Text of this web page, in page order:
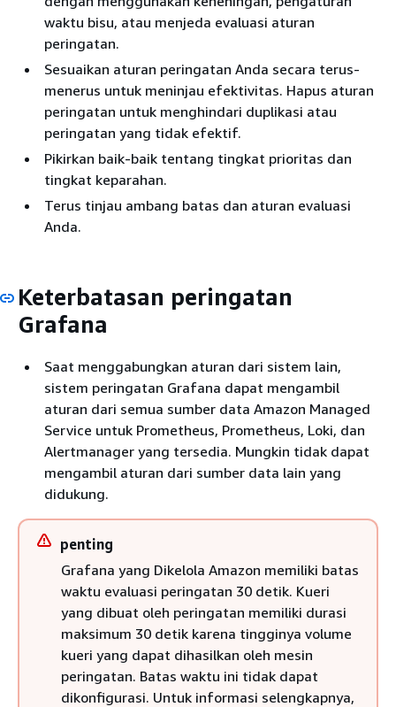
waktu bisu, atau menjeda evaluasi aturan
peringatan.
Sesuaikan aturan peringatan Anda secara terus-
menerus untuk meninjau efektivitas. Hapus aturan
peringatan untuk menghindari duplikasi atau
peringatan yang tidak efektif.
Pikirkan baik-baik tentang tingkat prioritas dan
tingkat keparahan.
Terus tinjau ambang batas dan aturan evaluasi
Anda.
Keterbatasan peringatan
Grafana
Saat menggabungkan aturan dari sistem lain,
sistem peringatan Grafana dapat mengambil
aturan dari semua sumber data Amazon Managed
Service untuk Prometheus, Prometheus, Loki, dan
Alertmanager yang tersedia. Mungkin tidak dapat
mengambil aturan dari sumber data lain yang
didukung.
penting
Grafana yang Dikelola Amazon memiliki batas
waktu evaluasi peringatan 30 detik. Kueri
yang dibuat oleh peringatan memiliki durasi
maksimum 30 detik karena tingginya volume
kueri yang dapat dihasilkan oleh mesin
peringatan. Batas waktu ini tidak dapat
dikonfigurasi. Untuk informasi selengkapnya,